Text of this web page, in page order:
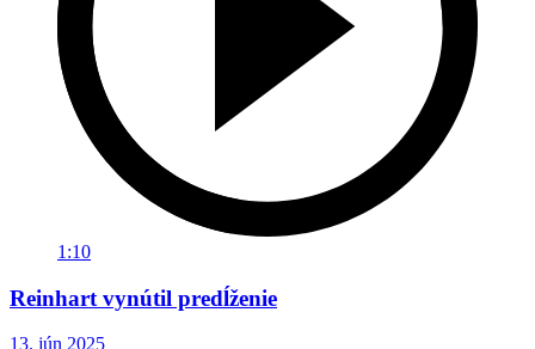
1:10
Reinhart vynútil predĺženie
13. jún 2025